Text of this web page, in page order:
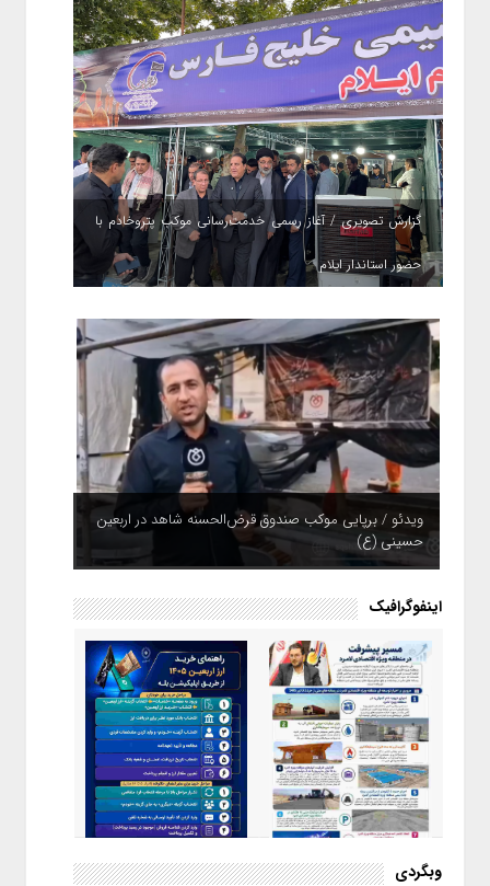
گزارش تصویری / آغاز رسمی خدمت‌رسانی موکب پتروخادم با
حضور استاندار ایلام
ویدئو / برپایی موکب صندوق قرض‌الحسنه شاهد در اربعین
حسینی (ع)
اینفوگرافیک
اینفوگرافیک / راهنمای خرید ارز
وبگردی